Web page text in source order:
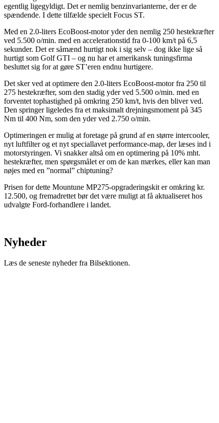
egentlig ligegyldigt. Det er nemlig benzinvarianterne, der er de
spændende. I dette tilfælde specielt Focus ST.
Med en 2.0-liters EcoBoost-motor yder den nemlig 250 hestekræfter
ved 5.500 o/min. med en accelerationstid fra 0-100 km/t på 6,5
sekunder. Det er såmænd hurtigt nok i sig selv – dog ikke lige så
hurtigt som Golf GTI – og nu har et amerikansk tuningsfirma
besluttet sig for at gøre ST’eren endnu hurtigere.
Det sker ved at optimere den 2.0-liters EcoBoost-motor fra 250 til
275 hestekræfter, som den stadig yder ved 5.500 o/min. med en
forventet tophastighed på omkring 250 km/t, hvis den bliver ved.
Den springer ligeledes fra et maksimalt drejningsmoment på 345
Nm til 400 Nm, som den yder ved 2.750 o/min.
Optimeringen er mulig at foretage på grund af en større intercooler,
nyt luftfilter og et nyt speciallavet performance-map, der læses ind i
motorstyringen. Vi snakker altså om en optimering på 10% mht.
hestekræfter, men spørgsmålet er om de kan mærkes, eller kan man
nøjes med en ”normal” chiptuning?
Prisen for dette Mountune MP275-opgraderingskit er omkring kr.
12.500, og fremadrettet bør det være muligt at få aktualiseret hos
udvalgte Ford-forhandlere i landet.
Nyheder
Læs de seneste nyheder fra Bilsektionen.